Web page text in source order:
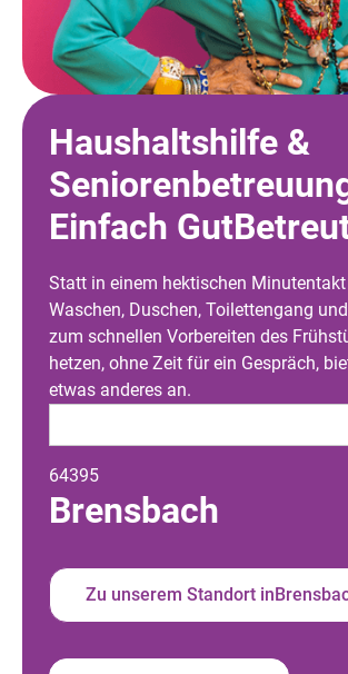
Haushaltshilfe &
Einfach
Statt in einem hektischen
Waschen, Duschen, Toilettengang
zum schnellen Vorbereiten des
hetzen, ohne Zeit für ein Gespräch,
etwas anderes an.
64395
Brensbach
Zu unserem Standort in